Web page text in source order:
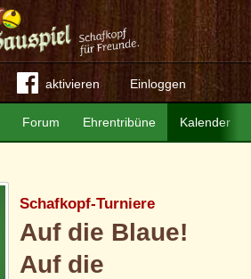
aktivieren Einloggen
Forum Ehrentribüne Kalender
Schafkopf-Turniere
Auf die Blaue!
Auf die